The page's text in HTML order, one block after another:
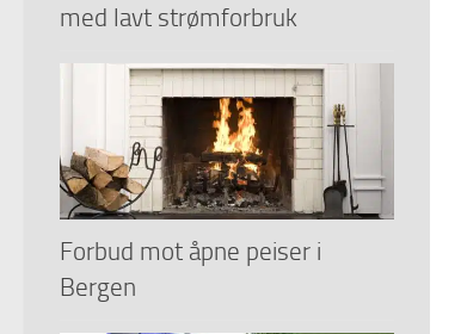
med lavt strømforbruk
Forbud mot åpne peiser i
Bergen